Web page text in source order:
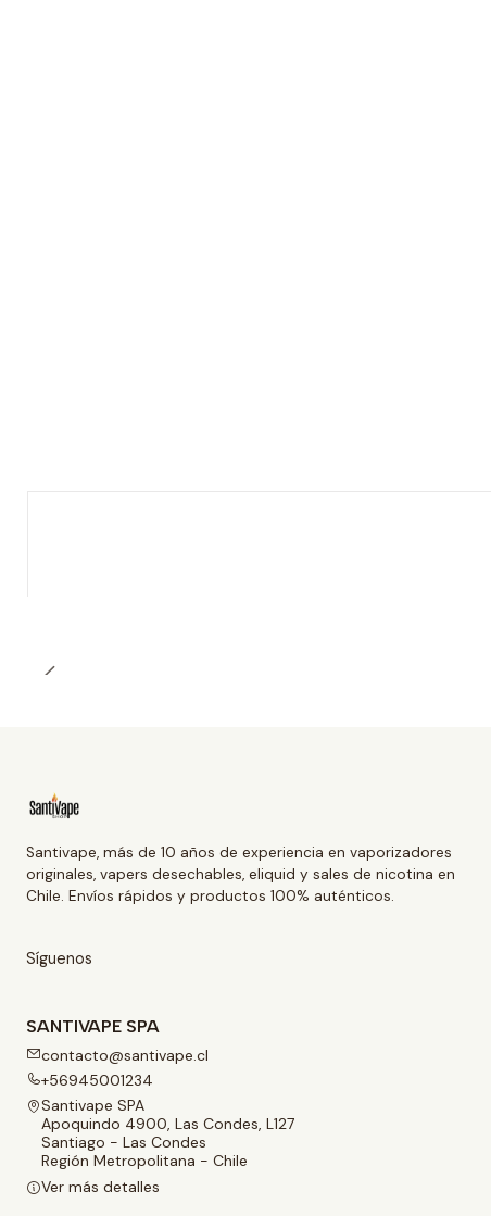
Santivape, más de 10 años de experiencia en vaporizadores
originales, vapers desechables, eliquid y sales de nicotina en
Chile. Envíos rápidos y productos 100% auténticos.
Síguenos
SANTIVAPE SPA
contacto@santivape.cl
+56945001234
Santivape SPA
Apoquindo 4900, Las Condes, L127
Santiago - Las Condes
Región Metropolitana - Chile
Ver más detalles